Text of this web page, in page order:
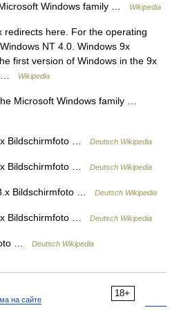
Windows family … Wikipedia
here. For the operating
NT 4.0. Windows 9x
first version of Windows in the 9x
…
Wikipedia
Microsoft Windows family …
Bildschirmfoto … Deutsch Wikipedia
Bildschirmfoto … Deutsch Wikipedia
Bildschirmfoto … Deutsch Wikipedia
Bildschirmfoto … Deutsch Wikipedia
… Deutsch Wikipedia
18+
на сайте